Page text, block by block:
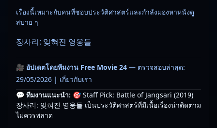
เรื่องนี้เหมาะกับคนที่ชอบประวัติศาสตร์และกำลังมองหาหนังดู
สบาย ๆ
장사리: 잊혀진 영웅들
🎥 อัปเดตโดยทีมงาน Free Movie 24 — ตรวจสอบล่าสุด:
29/05/2026 | เกี่ยวกับเรา
💬 ทีมงานแนะนำ: 🎯 Staff Pick: Battle of Jangsari (2019)
장사리: 잊혀진 영웅들 เป็นประวัติศาสตร์ที่มีเนื้อเรื่องน่าติดตาม
ไม่ควรพลาด